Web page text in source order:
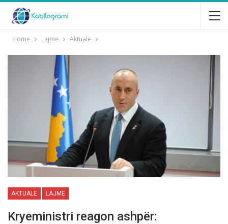
Home Lajme Aktuale
AKTUALE LAJME
Kryeministri reagon ashpër: